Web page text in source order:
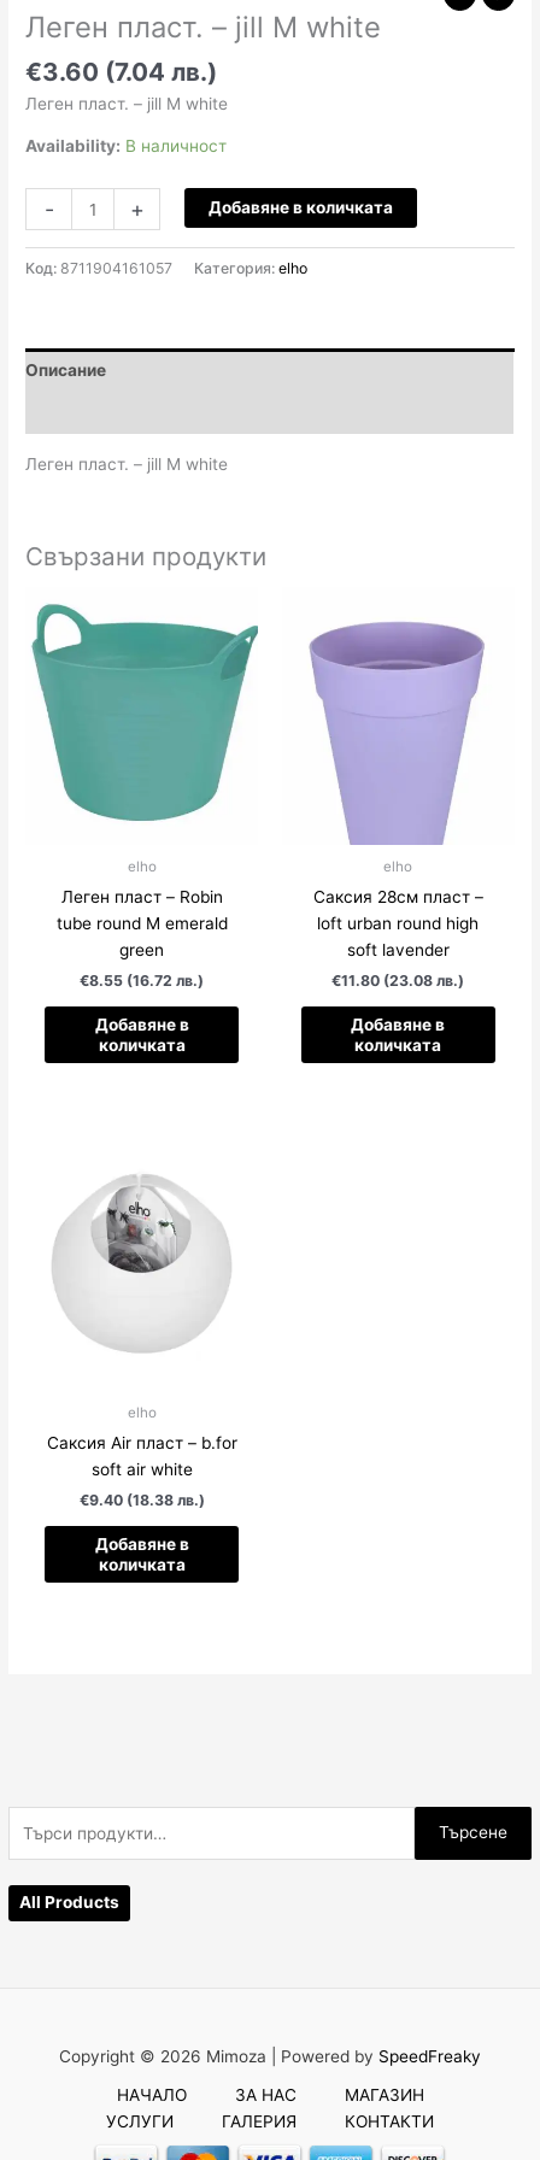
р
с
Търсене
All Products
Леген пласт. – jill M white
€3.60 (7.04 лв.)
Леген пласт. – jill M white
Availability: В наличност
-
количество
за
Леген
пласт.
M
+ Добавяне в количката
Код:8711904161057 Категория:elho
Описание
Леген пласт. – jill M white
Свързани продукти
elho
Леген пласт – Robin
tube round M emerald
green
€8.55 (16.72 лв.)
Добавяне в
количката
elho
Саксия 28см пласт –
loft urban round high
soft lavender
€11.80 (23.08 лв.)
Добавяне в
количката
elho
Саксия Air пласт – b.for
soft air white
€9.40 (18.38 лв.)
Добавяне в
количката
Copyright © 2026 Mimoza | Powered by SpeedFreaky
НАЧАЛО
ЗА НАС
МАГАЗИН
УСЛУГИ
ГАЛЕРИЯ КОНТАКТИ